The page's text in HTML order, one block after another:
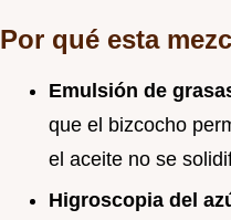
Por qué esta
Emulsión de
que el bizcocho
el aceite no se
Higroscopia del